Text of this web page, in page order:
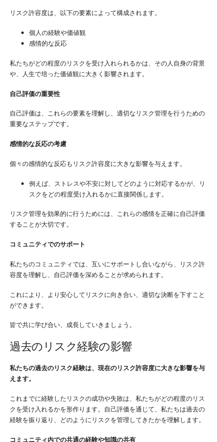
リスク許容度は、以下の要素によって構成されます。
個人の経験や価値観
感情的な反応
私たちがどの程度のリスクを受け入れられるかは、その人自身の背景
や、人生で培った価値観に大きく影響されます。
自己評価の重要性
自己評価は、これらの要素を理解し、適切なリスク管理を行うための
重要なステップです。
感情的な反応の考慮
個々の感情的な反応もリスク許容度に大きな影響を与えます。
例えば、ストレスや不安に対してどのように対応するかが、リ
スクをどの程度受け入れるかに直接関係します。
リスク管理を効果的に行うためには、これらの感情を正確に自己評価
することが大切です。
コミュニティでのサポート
私たちのコミュニティでは、互いにサポートし合いながら、リスク許
容度を理解し、自己評価を深めることが求められます。
これにより、より安心してリスクに向き合い、適切な決断を下すこと
ができます。
皆で共に学び合い、成長していきましょう。
過去のリスク経験の影響
私たちの過去のリスク経験は、現在のリスク許容度に大きな影響を与
えます。
これまでに経験したリスクの成功や失敗は、私たちがどの程度のリス
クを受け入れるかを形作ります。自己評価を通じて、私たちは過去の
経験を振り返り、どのようにリスクを管理してきたかを理解します。
コミュニティ内での共通の経験や知識の共有